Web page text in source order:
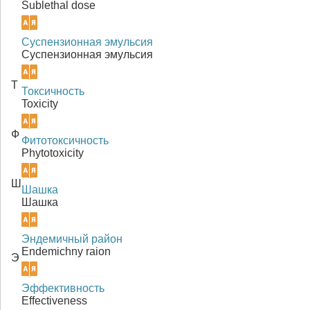
Sublethal dose
Суспензионная эмульсия
Суспензионная эмульсия
Т
Токсичность
Toxicity
Ф
Фитотоксичность
Phytotoxicity
Ш
Шашка
Шашка
Э
Эндемичный район
Endemichny raion
Эффективность
Effectiveness